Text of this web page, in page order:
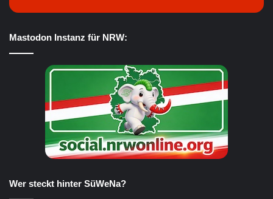
Mastodon Instanz für NRW:
Wer steckt hinter SüWeNa?